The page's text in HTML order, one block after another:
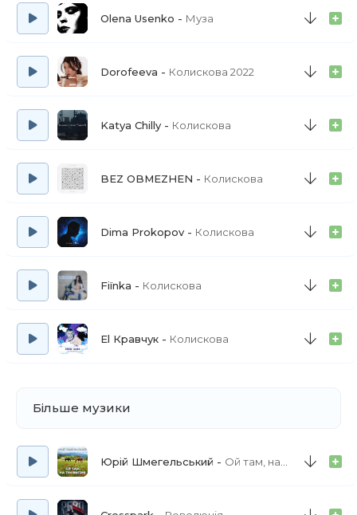
Olena Usenko Муза
Dorofeeva Колискова 2022
Katya Chilly Колискова
BEZ OBMEZHEN Колискова
Dima Prokopov Колискова
Fiїnka Колискова
El Кравчук Колискова
Більше музики
Юрій Шмегельський Ой там, на тім вигоні